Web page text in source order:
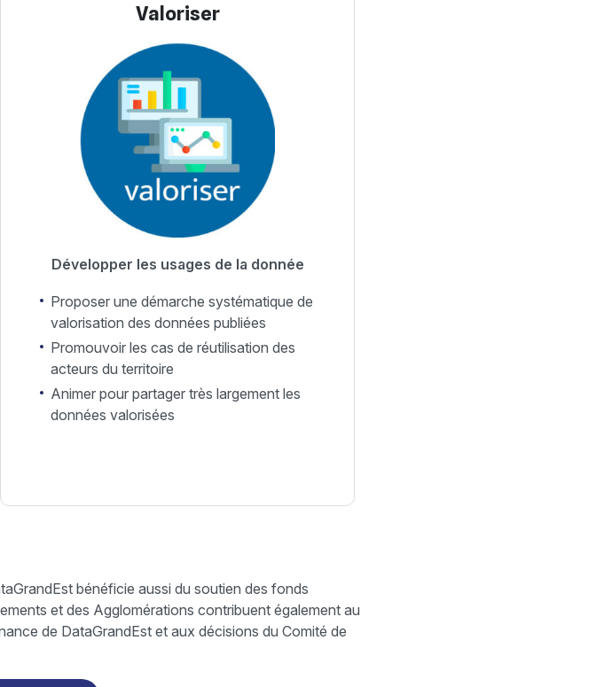
Valoriser
Développer les usages de la donnée
Proposer une démarche systématique de
valorisation des données publiées
Promouvoir les cas de réutilisation des
acteurs du territoire
Animer pour partager très largement les
données valorisées
bénéficie aussi du soutien des fonds
et des Agglomérations contribuent également au
de DataGrandEst et aux décisions du Comité de